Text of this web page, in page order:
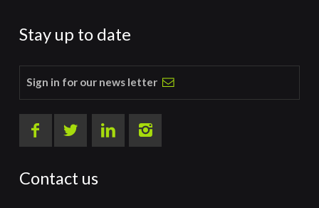
Stay up to date
Sign in for our news letter
Contact us